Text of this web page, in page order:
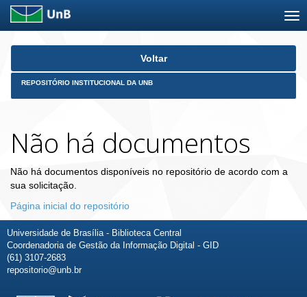
Skip
Voltar
REPOSITÓRIO INSTITUCIONAL DA UNB
Não há documentos
Não há documentos disponíveis no repositório de acordo com a
sua solicitação.
Página inicial do repositório
Universidade de Brasília - Biblioteca Central
Coordenadoria de Gestão da Informação Digital - GID
(61) 3107-2683
repositorio@unb.br